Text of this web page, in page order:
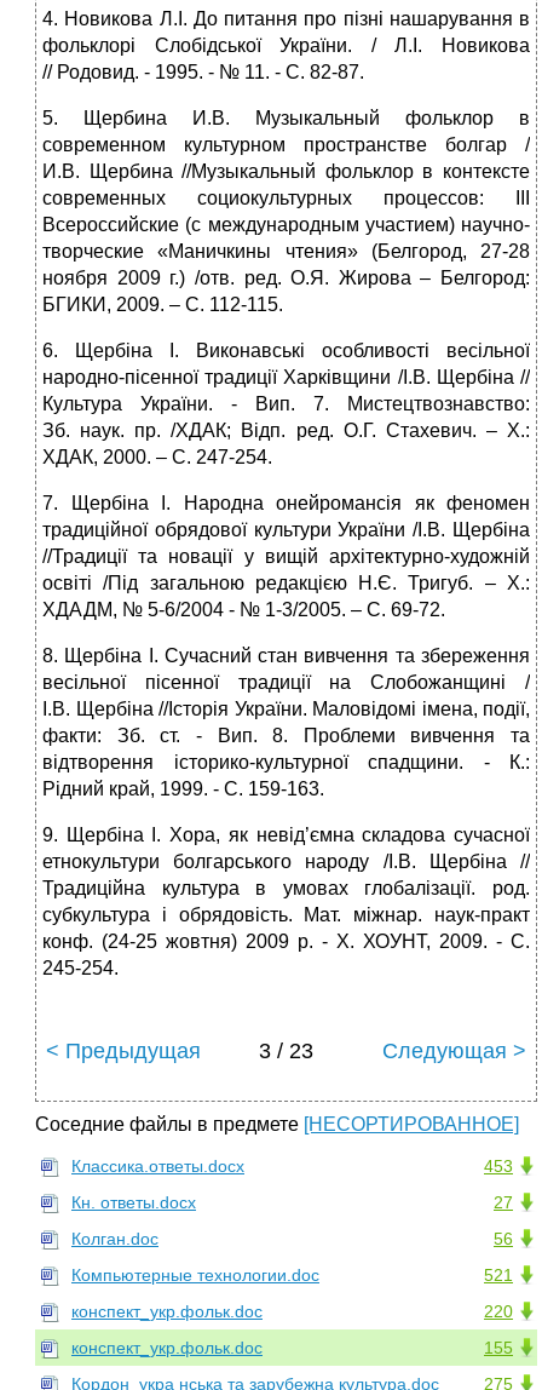
4. Новикова Л.І. До питання про пізні нашарування в
фольклорі Слобідської України. / Л.І. Новикова
// Родовид. ‑ 1995. ‑ № 11. ‑ С. 82-87.
5. Щербина И.В. Музыкальный фольклор в
современном культурном пространстве болгар /
И.В. Щербина //Музыкальный фольклор в контексте
современных социокультурных процессов: III
Всероссийские (с международным участием) научно-
творческие «Маничкины чтения» (Белгород, 27-28
ноября 2009 г.) /отв. ред. О.Я. Жирова – Белгород:
БГИКИ, 2009. – С. 112-115.
6. Щербіна І. Виконавські особливості весільної
народно-пісенної традиції Харківщини /І.В. Щербіна //
Культура України. ‑ Вип. 7. Мистецтвознавство:
Зб. наук. пр. /ХДАК; Відп. ред. О.Г. Стахевич. – Х.:
ХДАК, 2000. – С. 247‑254.
7. Щербіна І. Народна онейромансія як феномен
традиційної обрядової культури України /І.В. Щербіна
//Традиції та новації у вищій архітектурно-художній
освіті /Під загальною редакцією Н.Є. Тригуб. – Х.:
ХДАДМ, № 5-6/2004 ‑ № 1-3/2005. – С. 69‑72.
8. Щербіна І. Сучасний стан вивчення та збереження
весільної пісенної традиції на Слобожанщині /
І.В. Щербіна //Історія України. Маловідомі імена, події,
факти: Зб. ст. ‑ Вип. 8. Проблеми вивчення та
відтворення історико-культурної спадщини. ‑ К.:
Рідний край, 1999. ‑ С. 159‑163.
9. Щербіна І. Хора, як невід’ємна складова сучасної
етнокультури болгарського народу /І.В. Щербіна //
Традиційна культура в умовах глобалізації. род.
субкультура і обрядовість. Мат. міжнар. наук-практ
конф. (24-25 жовтня) 2009 р. ‑ Х. ХОУНТ, 2009. ‑ С.
245-254.
< Предыдущая 3 / 23 Следующая >
Соседние файлы в предмете [НЕСОРТИРОВАННОЕ]
453
Классика.ответы.docx
27
Кн. ответы.docx
56
Колган.doc
521
Компьютерные технологии.doc
220
конспект_укр.фольк.doc
155
конспект_укр.фольк.doc
275
Кордон_укра нська та зарубежна культура.doc